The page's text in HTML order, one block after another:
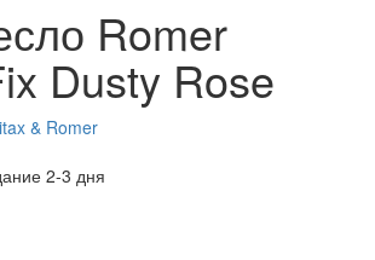
Romer
Dusty Rose
& Romer
2-3 дня